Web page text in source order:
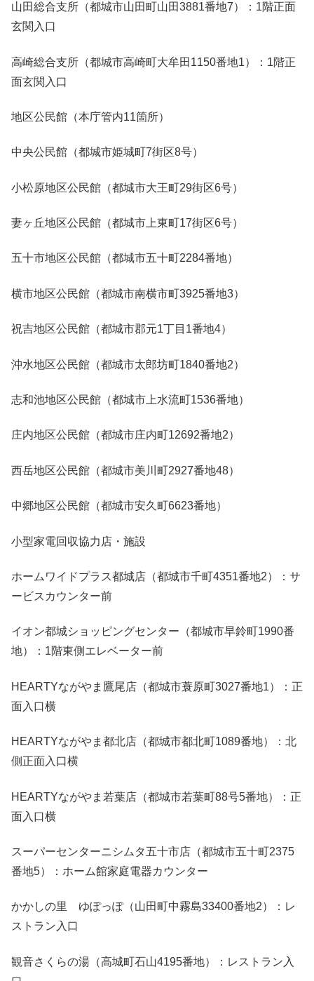
山田総合支所（都城市山田町山田3881番地7）：1階正面
玄関入口
高崎総合支所（都城市高崎町大牟田1150番地1）：1階正
面玄関入口
地区公民館（本庁管内11箇所）
中央公民館（都城市姫城町7街区8号）
小松原地区公民館（都城市大王町29街区6号）
妻ヶ丘地区公民館（都城市上東町17街区6号）
五十市地区公民館（都城市五十町2284番地）
横市地区公民館（都城市南横市町3925番地3）
祝吉地区公民館（都城市郡元1丁目1番地4）
沖水地区公民館（都城市太郎坊町1840番地2）
志和池地区公民館（都城市上水流町1536番地）
庄内地区公民館（都城市庄内町12692番地2）
西岳地区公民館（都城市美川町2927番地48）
中郷地区公民館（都城市安久町6623番地）
小型家電回収協力店・施設
ホームワイドプラス都城店（都城市千町4351番地2）：サ
ービスカウンター前
イオン都城ショッピングセンター（都城市早鈴町1990番
地）：1階東側エレベーター前
HEARTYながやま鷹尾店（都城市蓑原町3027番地1）：正
面入口横
HEARTYながやま都北店（都城市都北町1089番地）：北
側正面入口横
HEARTYながやま若葉店（都城市若葉町88号5番地）：正
面入口横
スーパーセンターニシムタ五十市店（都城市五十町2375
番地5）：ホーム館家庭電器カウンター
かかしの里 ゆぽっぽ（山田町中霧島33400番地2）：レ
ストラン入口
観音さくらの湯（高城町石山4195番地）：レストラン入